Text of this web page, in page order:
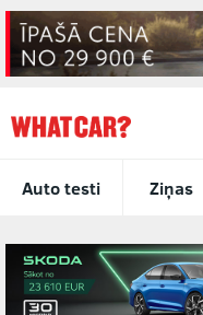
Auto testi Ziņas